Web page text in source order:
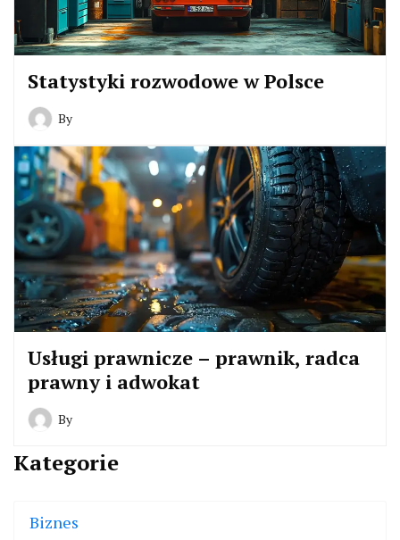
Statystyki rozwodowe w Polsce
By
Usługi prawnicze – prawnik, radca
prawny i adwokat
By
Kategorie
Biznes